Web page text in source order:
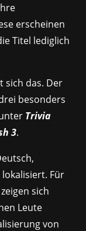
erscheinen
Titel lediglich
sich das. Der
besonders
Trivia
3.
lokalisiert. Für
sich
Leute
von